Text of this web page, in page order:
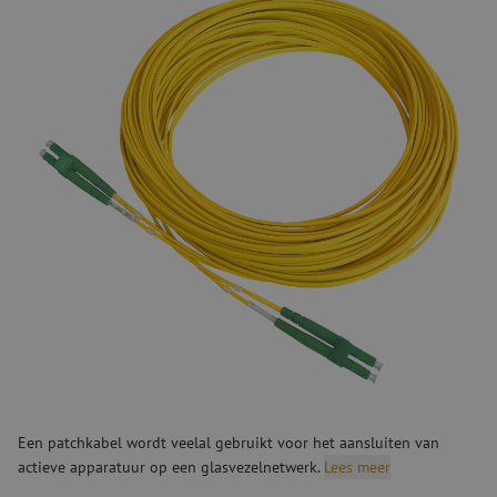
Een patchkabel wordt veelal gebruikt voor het aansluiten van
actieve apparatuur op een glasvezelnetwerk. Lees meer